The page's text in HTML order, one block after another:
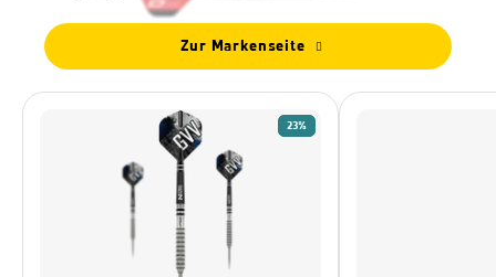
Zur Markenseite
23%